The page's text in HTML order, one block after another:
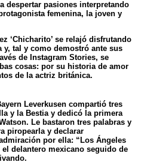
despertar pasiones interpretando
femenina, la joven y
‘Chicharito’ se relajó disfrutando
y, tal y como demostró ante sus
de Instagram Stories, se
cosas: por su historia de amor
de la actriz británica.
Leverkusen compartió tres
y la Bestia y dedicó la primera
Le bastaron tres palabras y
piropearla y declarar
por ella: “Los Ángeles
delantero mexicano seguido de